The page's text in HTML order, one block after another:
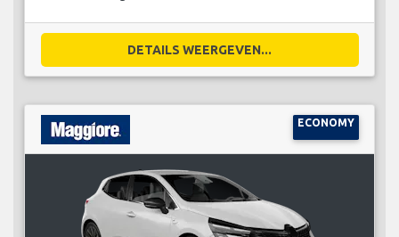
DETAILS WEERGEVEN...
ECONOMY